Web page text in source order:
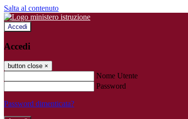
Salta al contenuto
Accedi
Accedi
button close ×
Nome Utente
Password
Password dimenticata?